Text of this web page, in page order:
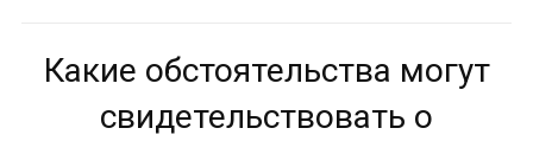
Какие обстоятельства могут
свидетельствовать о